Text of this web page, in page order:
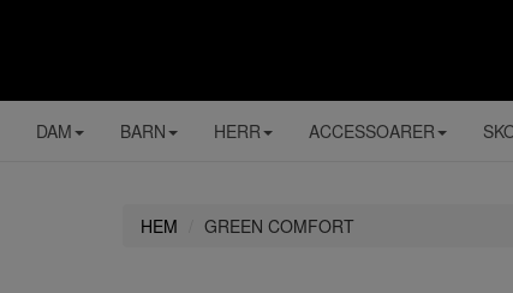
DAM BARN HERR ACCESSOARER
HEM GREEN COMFORT